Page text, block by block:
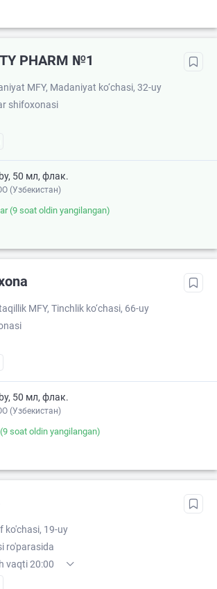
PHARM №1
MFY, Madaniyat ko‘chasi, 32-uy
shifoxonasi
XX-XX
50 мл, флак.
(Узбекистан)
(9 soat oldin yangilangan)
MFY, Tinchlik ko‘chasi, 66-uy
XX-XX
50 мл, флак.
(Узбекистан)
(9 soat oldin yangilangan)
ko'chasi, 19-uy
ro'parasida
vaqti 20:00
XX-XX